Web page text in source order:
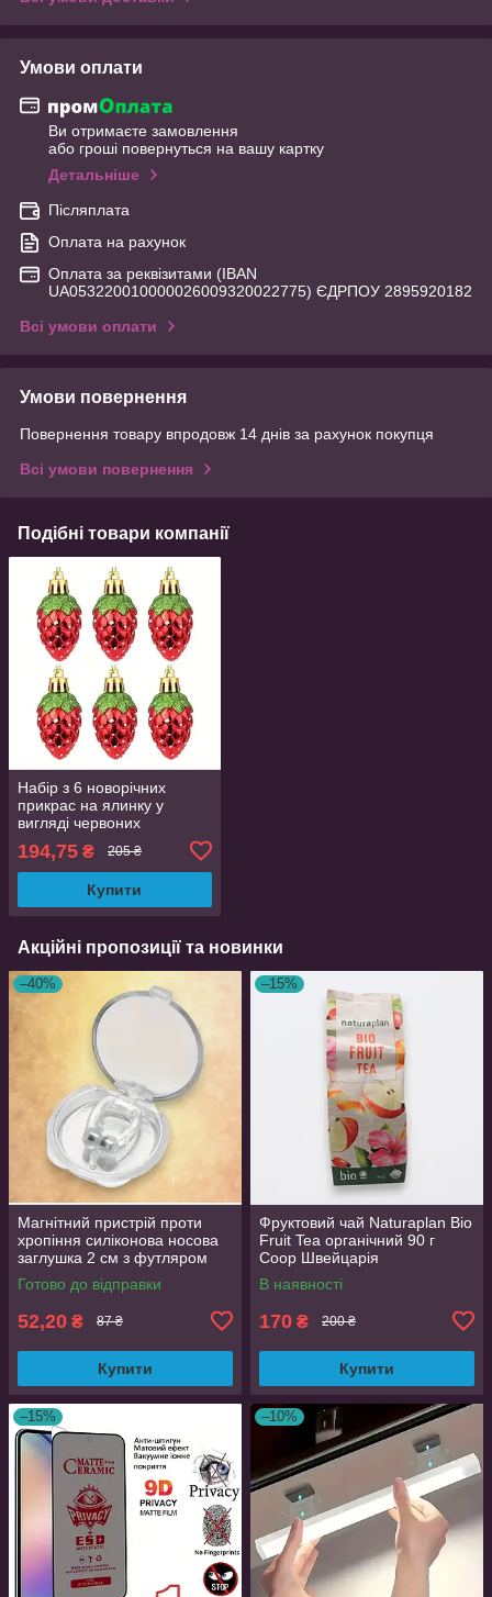
Умови оплати
Ви отримаєте замовлення
або гроші повернуться на вашу картку
Детальніше
Післяплата
Оплата на рахунок
Оплата за реквізитами (IBAN
UA053220010000026009320022775) ЄДРПОУ 2895920182
Всі умови оплати
Умови повернення
Повернення товару впродовж 14 днів за рахунок покупця
Всі умови повернення
Подібні товари компанії
Набір з 6 новорічних
прикрас на ялинку у
вигляді червоних
підвіски AurumLux032
194,75 ₴ 205 ₴
Купити
Акційні пропозиції та новинки
–40%
Магнітний пристрій проти
хропіння силіконова носова
заглушка 2 см з футляром
Готово до відправки
52,20 ₴ 87 ₴
Купити
–15%
Фруктовий чай Naturaplan Bio
Fruit Tea органічний 90 г
Coop Швейцарія
В наявності
170 ₴ 200 ₴
Купити
–15% –10%